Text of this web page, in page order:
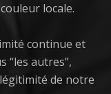
locale.
continue et
“les autres”,
de notre